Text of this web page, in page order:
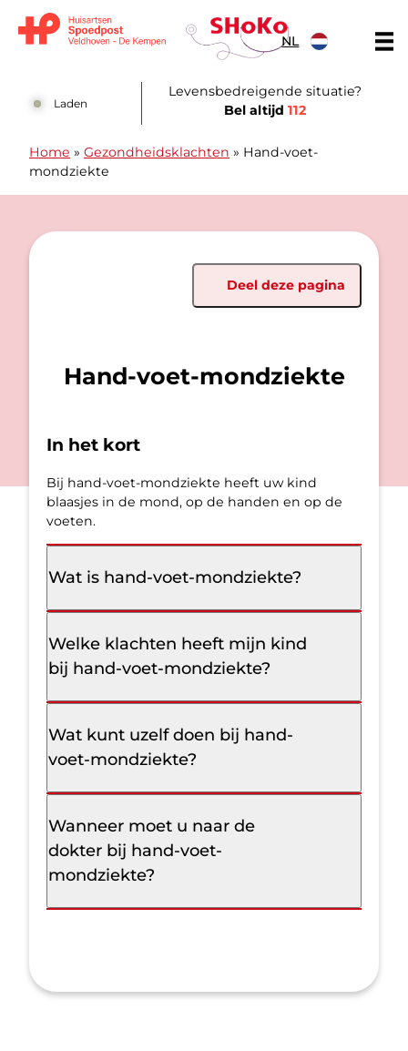
NL
Laden
Levensbedreigende situatie?
Bel altijd112
Home » Gezondheidsklachten » Hand-voet-
mondziekte
Deel deze pagina
Hand-voet-mondziekte
In het kort
Bij hand-voet-mondziekte heeft uw kind
blaasjes in de mond, op de handen en op de
voeten.
Wat is hand-voet-mondziekte?
Welke klachten heeft mijn kind
bij hand-voet-mondziekte?
Wat kunt uzelf doen bij hand-
voet-mondziekte?
Wanneer moet u naar de
dokter bij hand-voet-
mondziekte?